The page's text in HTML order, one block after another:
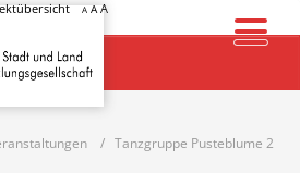
A AA
Tanzgruppe Pusteblume 2